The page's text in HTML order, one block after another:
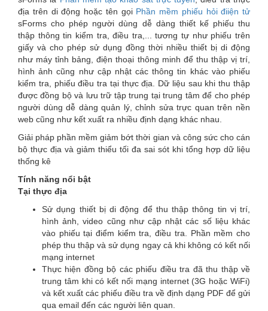
are
here
địa trên di động hoặc tên gọi Phần mềm phiếu hỏi điiện tử
sForms cho phép người dùng dễ dàng thiết kế phiếu thu
thập thông tin kiểm tra, điều tra,... tương tự như phiếu trên
giấy và cho phép sử dụng đồng thời nhiều thiết bị di động
như máy tỉnh bảng, điện thoại thông minh để thu thập vị trí,
hình ảnh cũng như cập nhật các thông tin khác vào phiếu
kiểm tra, phiếu điều tra tại thực địa. Dữ liệu sau khi thu thập
được đồng bộ và lưu trữ tập trung tại trung tâm để cho phép
người dùng dễ dàng quản lý, chỉnh sửa trực quan trên nền
web cũng như kết xuất ra nhiều định dạng khác nhau.
Giải pháp phần mềm giảm bớt thời gian và công sức cho cán
bộ thực địa và giảm thiểu tối đa sai sót khi tổng hợp dữ liệu
thống kê
Tính năng nổi bật
Tại thực địa
Sử dụng thiết bị di động để thu thập thông tin vị trí,
hình ảnh, video cũng như cập nhật các số liệu khác
vào phiếu tại điểm kiểm tra, điều tra. Phần mềm cho
phép thu thập và sử dụng ngay cả khi không có kết nối
mạng internet
Thực hiện đồng bộ các phiếu điều tra đã thu thập về
trung tâm khi có kết nối mạng internet (3G hoặc WiFi)
và kết xuất các phiếu điều tra về định dạng PDF để gửi
qua email đến các người liên quan.